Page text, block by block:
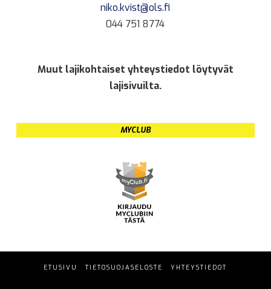
niko.kvist@ols.fi
044 751 8774
Muut lajikohtaiset yhteystiedot löytyvät
lajisivuilta.
MYCLUB
ETUSIVU TIETOSUOJASELOSTE YHTEYSTIEDOT